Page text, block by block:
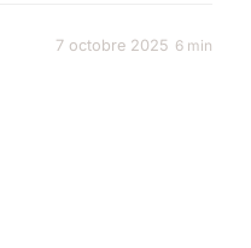
7 octobre 2025 6 min